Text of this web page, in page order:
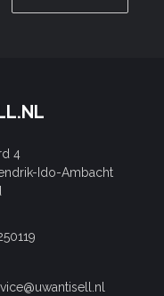
4
Ido-Ambacht